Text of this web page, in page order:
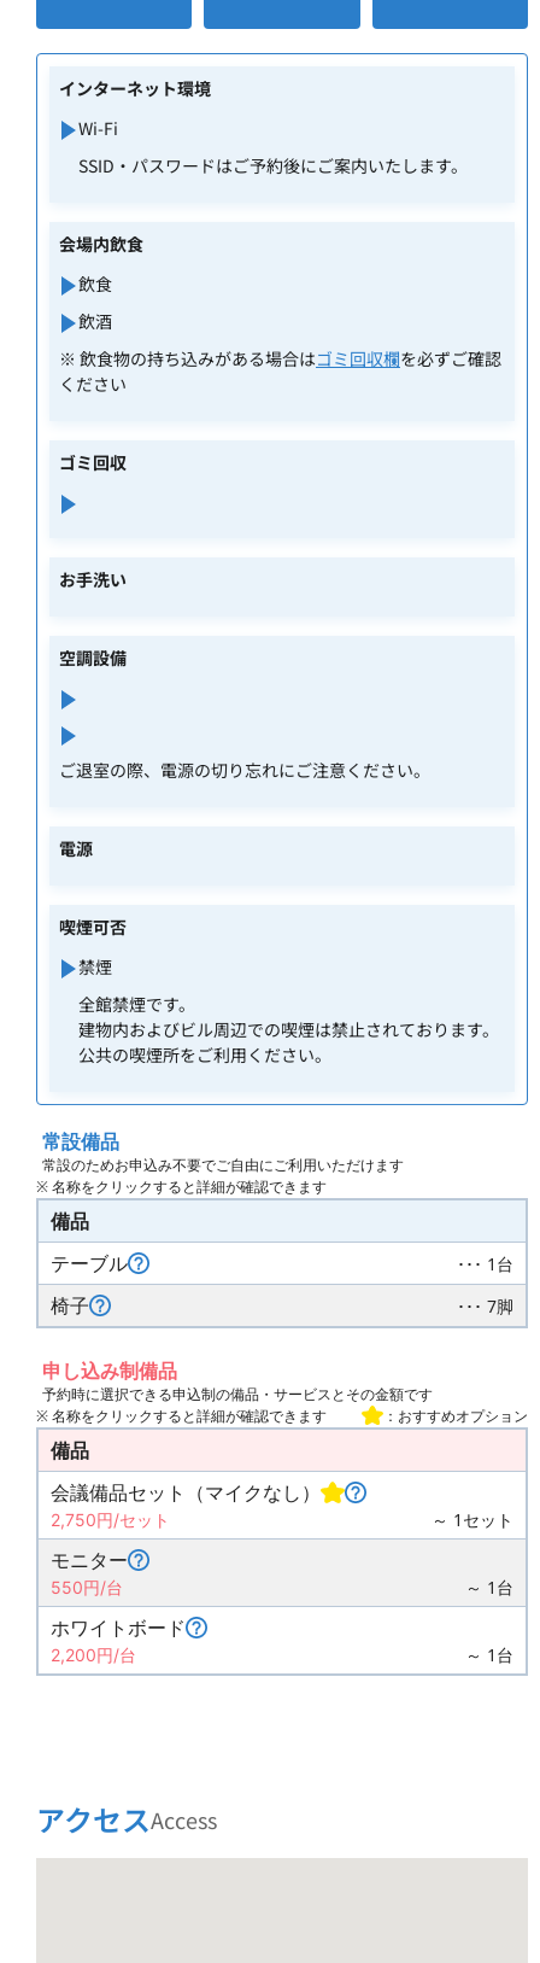
インターネット環境
Wi-Fi
SSID・パスワードはご予約後にご案内いたします。
会場内飲食
飲食
飲酒
※ 飲食物の持ち込みがある場合はゴミ回収欄を必ずご確認
ください
ゴミ回収
お手洗い
空調設備
ご退室の際、電源の切り忘れにご注意ください。
電源
喫煙可否
禁煙
全館禁煙です。
建物内およびビル周辺での喫煙は禁止されております。
公共の喫煙所をご利用ください。
常設備品
常設のためお申込み不要でご自由にご利用いただけます
※ 名称をクリックすると詳細が確認できます
備品
テーブル
･･･ 1台
椅子 ･･･ 7脚
申し込み制備品
予約時に選択できる申込制の備品・サービスとその金額です
※ 名称をクリックすると詳細が確認できます ：おすすめオプション
備品
会議備品セット（マイクなし）
2,750円/セット ～ 1セット
モニター
550円/台 ～ 1台
ホワイトボード
2,200円/台 ～ 1台
アクセスAccess